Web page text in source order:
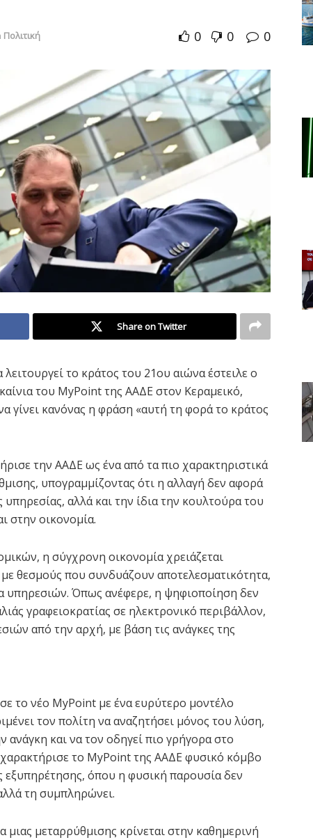
Πολιτική 0 0 0
Share on Twitter
το κράτος του 21ου αιώνα έστειλε ο
του MyPoint της ΑΑΔΕ στον Κεραμεικό,
γίνει κανόνας η φράση «αυτή τη φορά το κράτος
την ΑΑΔΕ ως ένα από τα πιο χαρακτηριστικά
υπογραμμίζοντας ότι η αλλαγή δεν αφορά
αλλά και την ίδια την κουλτούρα του
στην οικονομία.
η σύγχρονη οικονομία χρειάζεται
θεσμούς που συνδυάζουν αποτελεσματικότητα,
υπηρεσιών. Όπως ανέφερε, η ψηφιοποίηση δεν
γραφειοκρατίας σε ηλεκτρονικό περιβάλλον,
από την αρχή, με βάση τις ανάγκες της
το νέο MyPoint με ένα ευρύτερο μοντέλο
τον πολίτη να αναζητήσει μόνος του λύση,
ανάγκη και να τον οδηγεί πιο γρήγορα στο
το MyPoint της ΑΑΔΕ φυσικό κόμβο
όπου η φυσική παρουσία δεν
τη συμπληρώνει.
μιας μεταρρύθμισης κρίνεται στην καθημερινή